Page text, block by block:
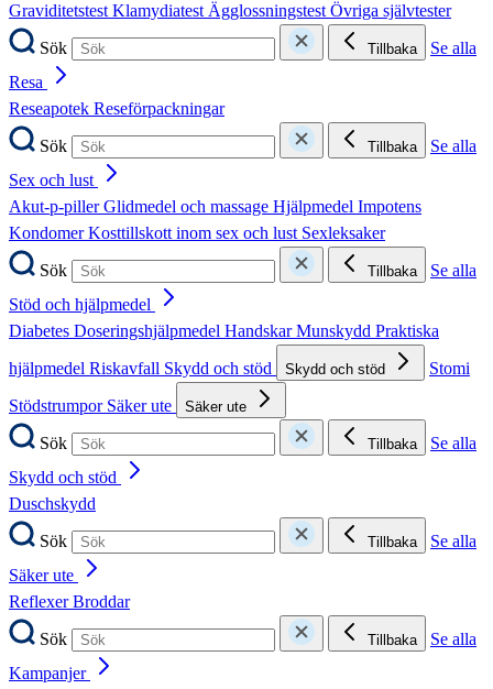
GraviditetstestKlamydiatestÄgglossningstestÖvriga självtester
Sök
Tillbaka
Se alla
Resa
Reseapotek Reseförpackningar
Sök
Tillbaka
Se alla
Sex och lust
Akut-p-pillerGlidmedel och massage Hjälpmedel Impotens
KondomerKosttillskott inom sex och lust Sexleksaker
Sök
Tillbaka
Se alla
Stöd och hjälpmedel
Diabetes Doseringshjälpmedel HandskarMunskydd Praktiska
hjälpmedel Riskavfall Skydd och stöd Skydd och stöd
Stomi
Stödstrumpor Säker ute Säker ute
Sök Tillbaka
Se alla
Skydd och stöd
Duschskydd
Sök
Tillbaka
Se alla
Säker ute
ReflexerBroddar
Sök
Tillbaka
Se alla
Kampanjer